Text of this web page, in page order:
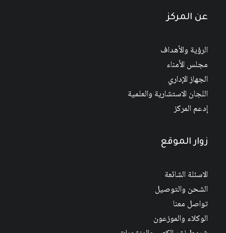
عن المركز
الرؤية والأهداف
مجلس الأمناء
الجهاز الإداري
اللجان الاستشارية والعلمية
إدعم المركز
زوار الموقع
الاسئلة الشائعة
الشحن والتوصيل
تواصل معنا
الوكلاء والموزعون